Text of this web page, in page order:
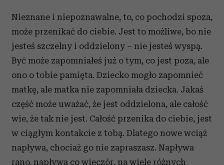
Nieznane i niepoznawalne, to, co pochodzi spoza,
może przenikać do ciebie. Jest to możliwe, bo nie
jesteś szczelny i oddzielony – nie jesteś wyspą.
Być może zapomniałeś już o tym, co jest poza, ale
ono o tobie pamięta. Dziecko mogło zapomnieć
matkę, ale matka nie zapomniała dziecka. Jakaś
część może uważać, że jest oddzielona, ale całość
wie, że tak nie jest. Całość przenika do ciebie, jest
w ciągłym kontakcie z tobą. Dlatego nowe wciąż
napływa, chociaż go nie zapraszasz. Napływa
rano, napływa co wieczór, na wiele różnych